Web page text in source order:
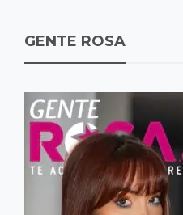
GENTE ROSA